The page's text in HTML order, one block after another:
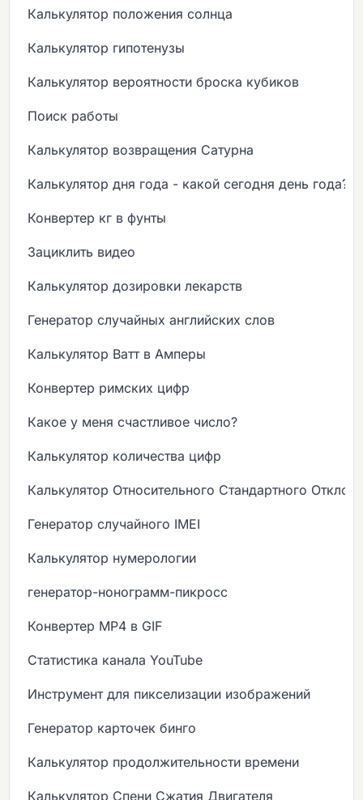
Калькулятор положения солнца
Калькулятор гипотенузы
Калькулятор вероятности броска кубиков
Поиск работы
Калькулятор возвращения Сатурна
Калькулятор дня года - какой сегодня день года?
Конвертер кг в фунты
Зациклить видео
Калькулятор дозировки лекарств
Генератор случайных английских слов
Калькулятор Ватт в Амперы
Конвертер римских цифр
Какое у меня счастливое число?
Калькулятор количества цифр
Калькулятор Относительного Стандартного
Генератор случайного IMEI
Калькулятор нумерологии
генератор-нонограмм-пикросс
Конвертер MP4 в GIF
Статистика канала YouTube
Инструмент для пикселизации изображений
Генератор карточек бинго
Калькулятор продолжительности времени
Калькулятор Спени Сжатия Двигателя